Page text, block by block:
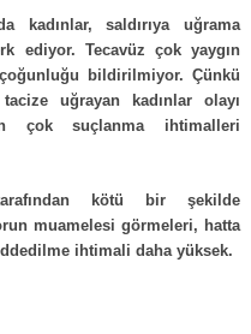
kadınlar, saldırıya uğrama
ediyor. Tecavüz çok yaygın
bildirilmiyor. Çünkü
uğrayan kadınlar olayı
çok suçlanma ihtimalleri
kötü bir şekilde
muamelesi görmeleri, hatta
ihtimali daha yüksek.